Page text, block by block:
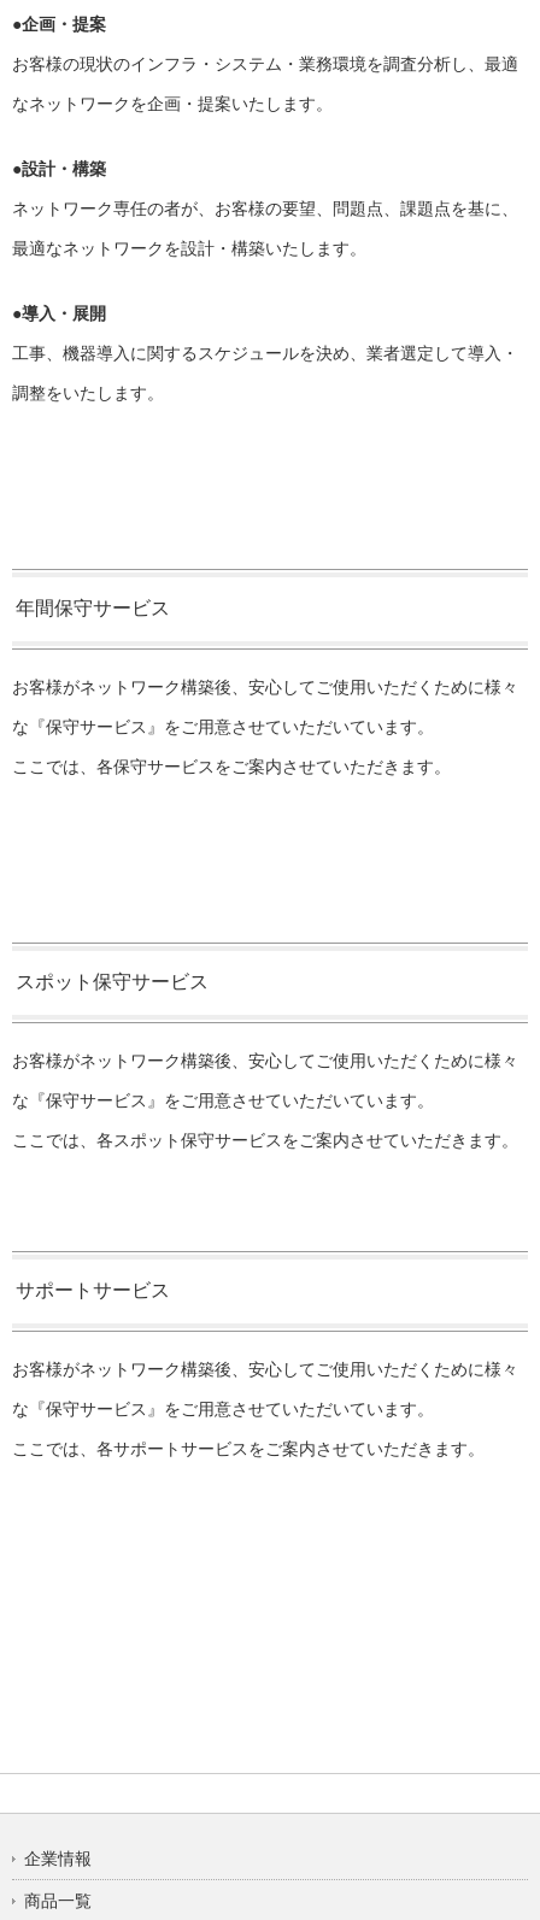
●企画・提案
お客様の現状のインフラ・システム・業務環境を調査分析し、最適
なネットワークを企画・提案いたします。
●設計・構築
ネットワーク専任の者が、お客様の要望、問題点、課題点を基に、
最適なネットワークを設計・構築いたします。
●導入・展開
工事、機器導入に関するスケジュールを決め、業者選定して導入・
調整をいたします。
年間保守サービス
お客様がネットワーク構築後、安心してご使用いただくために様々
な『保守サービス』をご用意させていただいています。
ここでは、各保守サービスをご案内させていただきます。
スポット保守サービス
お客様がネットワーク構築後、安心してご使用いただくために様々
な『保守サービス』をご用意させていただいています。
ここでは、各スポット保守サービスをご案内させていただきます。
サポートサービス
お客様がネットワーク構築後、安心してご使用いただくために様々
な『保守サービス』をご用意させていただいています。
ここでは、各サポートサービスをご案内させていただきます。
企業情報
商品一覧